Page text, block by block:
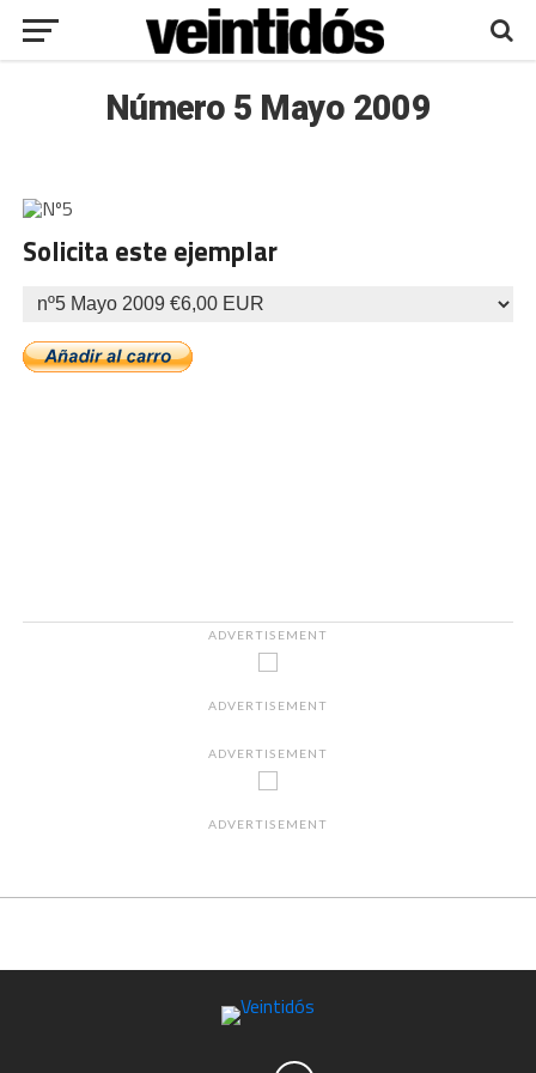
Número 5 Mayo 2009
Solicita este ejemplar
ADVERTISEMENT
ADVERTISEMENT
ADVERTISEMENT
ADVERTISEMENT